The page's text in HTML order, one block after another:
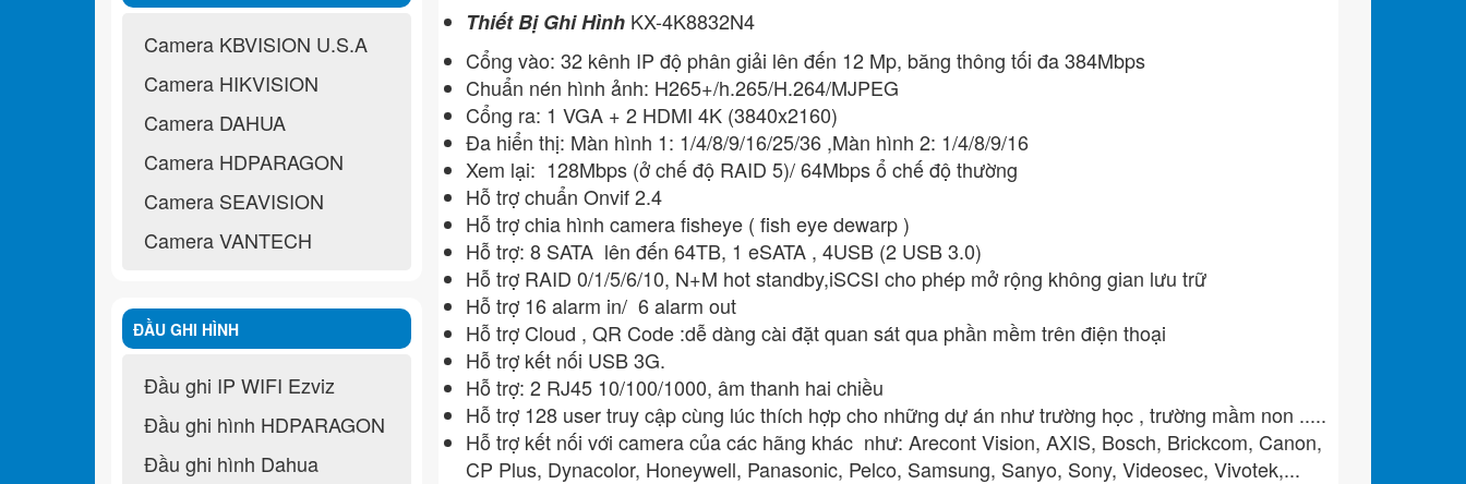
Thiết Bị Ghi Hình KX-4K8832N4
Cổng vào: 32 kênh IP độ phân giải lên đến 12 Mp, băng thông tối đa 384Mbps
Chuẩn nén hình ảnh: H265+/h.265/H.264/MJPEG
Cổng ra: 1 VGA + 2 HDMI 4K (3840x2160)
Đa hiển thị: Màn hình 1: 1/4/8/9/16/25/36 ,Màn hình 2: 1/4/8/9/16
Xem lại: 128Mbps (ở chế độ RAID 5)/ 64Mbps ổ chế độ thường
Hỗ trợ chuẩn Onvif 2.4
Hỗ trợ chia hình camera fisheye ( fish eye dewarp )
Hỗ trợ: 8 SATA lên đến 64TB, 1 eSATA , 4USB (2 USB 3.0)
Hỗ trợ RAID 0/1/5/6/10, N+M hot standby,iSCSI cho phép mở rộng không gian lưu trữ
Hỗ trợ 16 alarm in/ 6 alarm out
Hỗ trợ Cloud , QR Code :dễ dàng cài đặt quan sát qua phần mềm trên điện thoại
Hỗ trợ kết nối USB 3G.
Hỗ trợ: 2 RJ45 10/100/1000, âm thanh hai chiều
Hỗ trợ 128 user truy cập cùng lúc thích hợp cho những dự án như trường học , trường mầm non .....
Hỗ trợ kết nối với camera của các hãng khác như: Arecont Vision, AXIS, Bosch, Brickcom, Canon,
CP Plus, Dynacolor, Honeywell, Panasonic, Pelco, Samsung, Sanyo, Sony, Videosec, Vivotek,...
Camera KBVISION U.S.A
Camera HIKVISION
Camera DAHUA
Camera HDPARAGON
Camera SEAVISION
Camera VANTECH
ĐẦU GHI HÌNH
Đầu ghi IP WIFI Ezviz
Đầu ghi hình HDPARAGON
Đầu ghi hình Dahua